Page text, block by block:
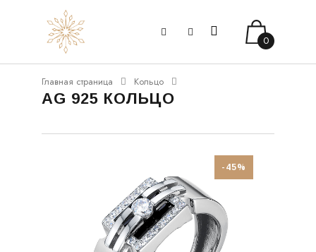
0
Главная страница Кольцо
AG 925 КОЛЬЦО
-45%